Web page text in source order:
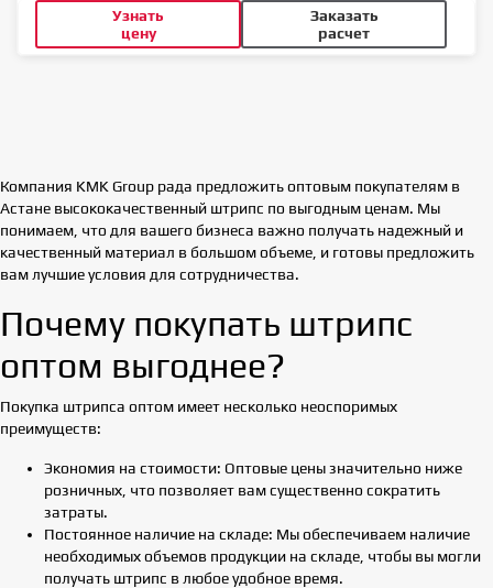
Узнать
цену
Заказать
расчет
Компания KMK Group рада предложить оптовым покупателям в
Астане высококачественный штрипс по выгодным ценам. Мы
понимаем, что для вашего бизнеса важно получать надежный и
качественный материал в большом объеме, и готовы предложить
вам лучшие условия для сотрудничества.
Почему покупать штрипс
оптом выгоднее?
Покупка штрипса оптом имеет несколько неоспоримых
преимуществ:
Экономия на стоимости: Оптовые цены значительно ниже
розничных, что позволяет вам существенно сократить
затраты.
Постоянное наличие на складе: Мы обеспечиваем наличие
необходимых объемов продукции на складе, чтобы вы могли
получать штрипс в любое удобное время.